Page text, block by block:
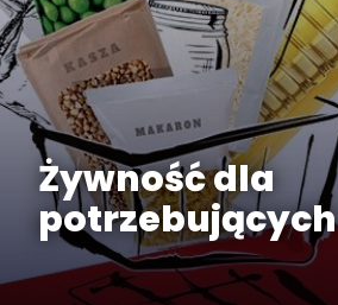
Żywność dla
potrzebujących